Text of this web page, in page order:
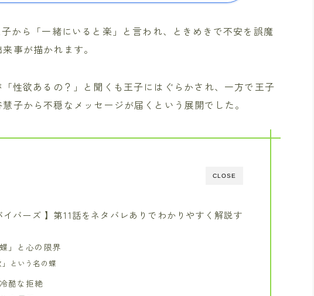
から「一緒にいると楽」と言われ、ときめきで不安を誤魔
事が描かれます。
性欲あるの？」と聞くも王子にはぐらかされ、一方で王子
子から不穏なメッセージが届くという展開でした。
CLOSE
イバーズ 】第11話をネタバレありでわかりやすく解説す
」と心の限界
という名の蝶
酷な拒絶